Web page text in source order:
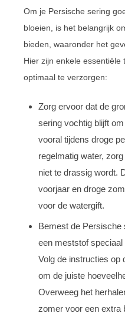
Om je Persische sering
bloeien, is het belangrijk
bieden, waaronder het
Hier zijn enkele essentiële
optimaal te verzorgen:
Zorg ervoor dat de
sering vochtig blijft
vooral tijdens droge
regelmatig water,
niet te drassig wordt.
voorjaar en droge
voor de watergift.
Bemest de Persische
een meststof
Volg de instructies op
om de juiste
Overweeg het
zomer voor een extra